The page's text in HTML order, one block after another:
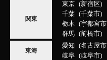
関東
東京 新宿区
千葉
千葉市
栃木
宇都宮市
群馬
前橋市
東海
愛知 名古屋市
岐阜
岐阜市